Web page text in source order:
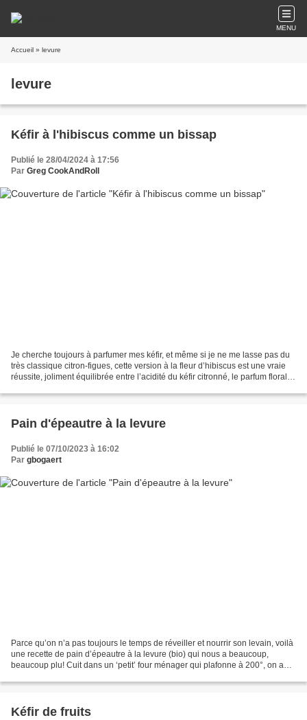
MENU
Accueil » levure
levure
Kéfir à l'hibiscus comme un bissap
Publié le 28/04/2024 à 17:56
Par Greg CookAndRoll
Je cherche toujours à parfumer mes kéfir, et même si je ne me lasse pas du
très classique citron-figues, cette version à la fleur d’hibiscus est une vraie
réussite, joliment équilibrée entre l’acidité du kéfir citronné, le parfum floral
Pain d'épeautre à la levure
Publié le 07/10/2023 à 16:02
Par gbogaert
Parce qu’on n’a pas toujours le temps de réveiller et nourrir son levain, voilà
une recette de pain d’épeautre à la levure (bio) qui nous a beaucoup,
beaucoup plu! Cuit dans un ‘petit’ four ménager qui plafonne à 200°, on a
Kéfir de fruits